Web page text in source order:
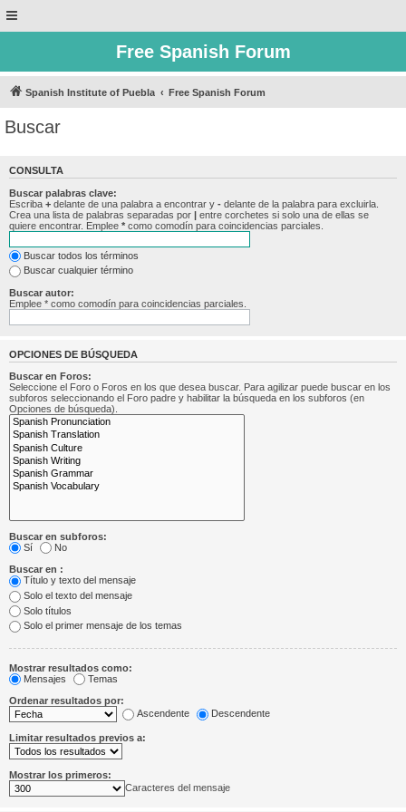
Free Spanish Forum
Spanish Institute of Puebla Free Spanish Forum
Buscar
CONSULTA
Buscar palabras clave:
Escriba + delante de una palabra a encontrar y - delante de la palabra para excluirla.
Crea una lista de palabras separadas por | entre corchetes si solo una de ellas se
quiere encontrar. Emplee * como comodín para coincidencias parciales.
Buscar todos los términos
Buscar cualquier término
Buscar autor:
Emplee * como comodín para coincidencias parciales.
OPCIONES DE BÚSQUEDA
Buscar en Foros:
Seleccione el Foro o Foros en los que desea buscar. Para agilizar puede buscar en los
subforos seleccionando el Foro padre y habilitar la búsqueda en los subforos (en
Opciones de búsqueda).
Buscar en subforos:
Sí
No
Buscar en :
Título y texto del mensaje
Solo el texto del mensaje
Solo títulos
Solo el primer mensaje de los temas
Mostrar resultados como:
Mensajes
Temas
Ordenar resultados por:
Ascendente
Descendente
Limitar resultados previos a:
Mostrar los primeros:
Caracteres del mensaje